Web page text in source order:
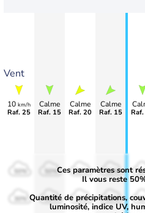
Vent
10 km/h
Raf. 25
Calme
Raf. 15
Calme
Raf. 20
Calme
Raf. 15
50%
30%
50%
30%
50%
30%
50%
30%
Ces paramètres sont
Il vous reste
Quantité de précipitations,
luminosité, indice UV,